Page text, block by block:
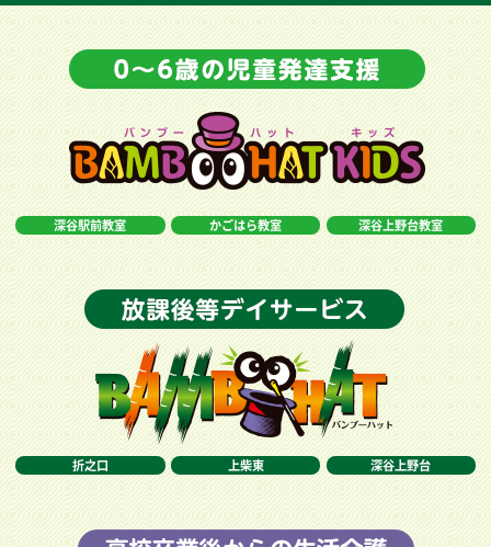
深谷駅前教室 かごはら教室 深谷上野台教室
折之口 上柴東 深谷上野台